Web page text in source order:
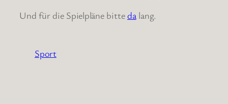
Und für die Spielpläne bittedalang.
Sport